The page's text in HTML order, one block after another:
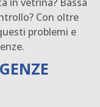
Con oltre
problemi e